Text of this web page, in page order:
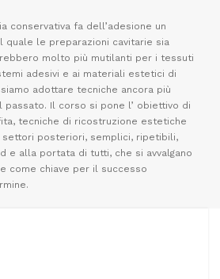
conservativa fa dell’adesione un
quale le preparazioni cavitarie sia
molto più mutilanti per i tessuti
adesivi e ai materiali estetici di
adottare tecniche ancora più
passato. Il corso si pone l’ obiettivo di
tecniche di ricostruzione estetiche
posteriori, semplici, ripetibili,
e alla portata di tutti, che si avvalgano
come chiave per il successo
termine.